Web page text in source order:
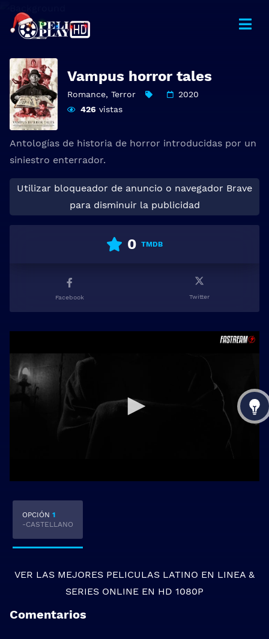
Vampus horror tales
Romance, Terror
2020
426 vistas
Antologías de historia de horror introducidas por un
siniestro enterrador.
Utilizar bloqueador de anuncio o navegador Brave
para disminuir la publicidad
0 TMDB
Facebook Twitter
OPCIÓN 1
-CASTELLANO
VER LAS MEJORES PELICULAS LATINO EN LINEA &
SERIES ONLINE EN HD 1080P
Comentarios